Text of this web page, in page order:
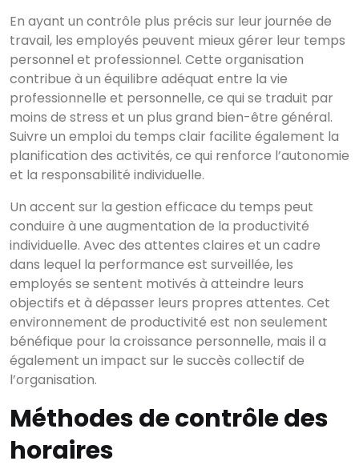
En ayant un contrôle plus précis sur leur journée de
travail, les employés peuvent mieux gérer leur temps
personnel et professionnel. Cette organisation
contribue à un équilibre adéquat entre la vie
professionnelle et personnelle, ce qui se traduit par
moins de stress et un plus grand bien-être général.
Suivre un emploi du temps clair facilite également la
planification des activités, ce qui renforce l’autonomie
et la responsabilité individuelle.
Un accent sur la gestion efficace du temps peut
conduire à une augmentation de la productivité
individuelle. Avec des attentes claires et un cadre
dans lequel la performance est surveillée, les
employés se sentent motivés à atteindre leurs
objectifs et à dépasser leurs propres attentes. Cet
environnement de productivité est non seulement
bénéfique pour la croissance personnelle, mais il a
également un impact sur le succès collectif de
l’organisation.
Méthodes de contrôle des
horaires